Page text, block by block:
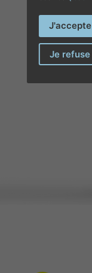
J'accepte
Je refuse